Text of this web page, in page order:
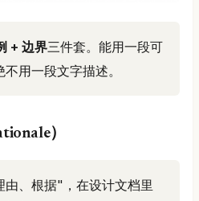
+ 边界三件套。能用一段可
用一段文字描述。
）
、根据"，在设计文档里